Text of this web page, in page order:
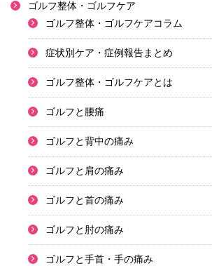
ゴルフ整体・ゴルフケア
ゴルフ整体・ゴルフケアコラム
症状別ケア・症例報告まとめ
ゴルフ整体・ゴルフケアとは
ゴルフと腰痛
ゴルフと背中の痛み
ゴルフと肩の痛み
ゴルフと首の痛み
ゴルフと肘の痛み
ゴルフと手首・手の痛み